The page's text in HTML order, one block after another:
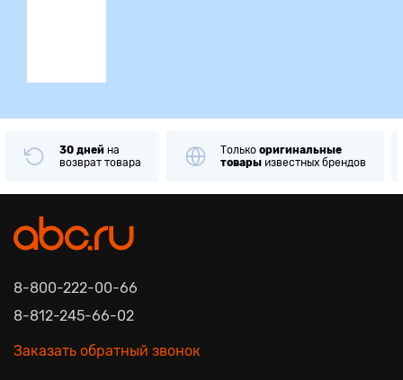
30 дней на
возврат товара
Только оригинальные
товары известных брендов
8-800-222-00-66
8-812-245-66-02
Заказать обратный звонок